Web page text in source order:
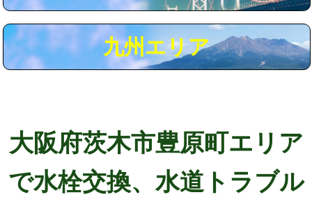
九州エリア
大阪府茨木市豊原町エリア
で水栓交換、水道トラブル